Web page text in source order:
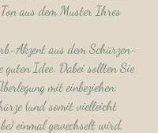
aus dem Muster Ihres
Akzent aus dem Schürzen-
guten Idee. Dabei sollten Sie
mit einbeziehen:
(und somit vielleicht
einmal gewechselt wird,